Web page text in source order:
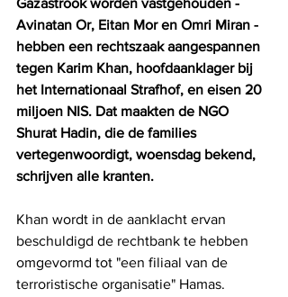
Gazastrook worden vastgehouden -
Avinatan Or, Eitan Mor en Omri Miran -
hebben een rechtszaak aangespannen
tegen Karim Khan, hoofdaanklager bij
het Internationaal Strafhof, en eisen 20
miljoen NIS. Dat maakten de NGO
Shurat Hadin, die de families
vertegenwoordigt, woensdag bekend,
schrijven alle kranten.
Khan wordt in de aanklacht ervan
beschuldigd de rechtbank te hebben
omgevormd tot "een filiaal van de
terroristische organisatie" Hamas.